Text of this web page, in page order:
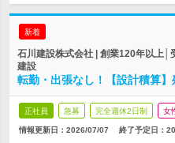
新着
石川建設株式会社 | 創業120年以上│
建設
転勤・出張なし！【設計積算
正社員 急募 完全週休2日制 女
情報更新日：2026/07/07 終了予定日：